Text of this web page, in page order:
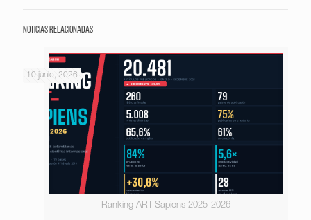
Noticias relacionadas
Ranking ART-Sapiens 2025-2026
10 junio, 2026